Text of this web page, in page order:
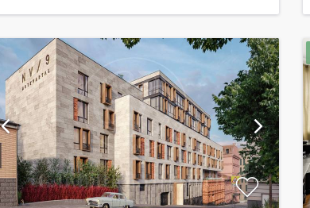
оформлении фасадов...
показать ещё 17 фотографий